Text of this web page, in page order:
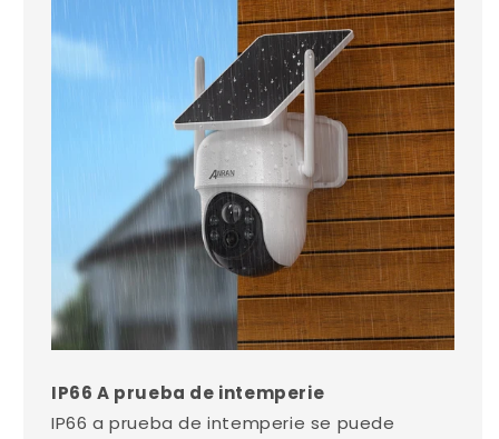
IP66 A prueba de intemperie
IP66 a prueba de intemperie se puede